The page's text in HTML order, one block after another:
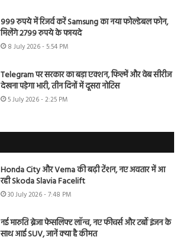
999 रुपये में रिजर्व करें Samsung का नया फोल्डेबल फोन,
मिलेंगे 2799 रुपये के फायदे
8 July 2026 - 5:54 PM
Telegram पर सरकार का बड़ा एक्शन, फिल्में और वेब सीरीज
देखना पड़ेगा भारी, तीन दिनों में दूसरा नोटिस
5 July 2026 - 2:25 PM
Honda City और Verna की बढ़ी टेंशन, नए अवतार में आ
रही Skoda Slavia Facelift
30 July 2026 - 7:48 PM
नई मारुति ब्रेजा फेसलिफ्ट लॉन्च, नए फीचर्स और टर्बो इंजन के
साथ आई SUV, जानें क्या है कीमत